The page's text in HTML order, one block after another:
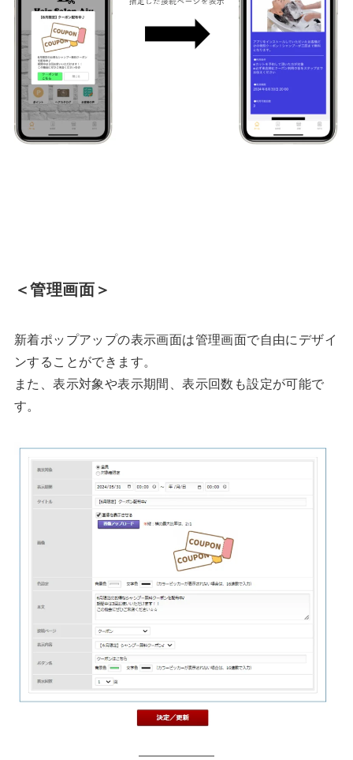
＜管理画面＞
新着ポップアップの表示画面は管理画面で自由にデザイ
ンすることができます。
また、表示対象や表示期間、表示回数も設定が可能で
す。